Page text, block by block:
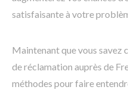
satisfaisante à votre
Maintenant que vous savez
de réclamation auprès de
méthodes pour faire